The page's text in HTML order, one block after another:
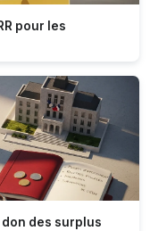
pour les
des surplus